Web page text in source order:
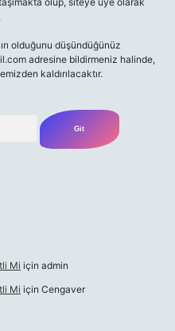
olduğunu düşündüğünüz
adresine bildirmeniz halinde,
kaldırılacaktır.
Mi için admin
Mi için Cengaver